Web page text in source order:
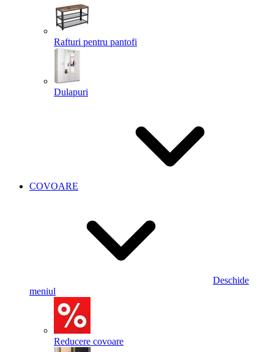
Rafturi pentru pantofi
Dulapuri
COVOARE
Deschide
meniul
Reducere covoare